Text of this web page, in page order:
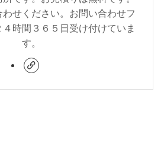
せください。お問い合わせフ
時間３６５日受け付けていま
す。